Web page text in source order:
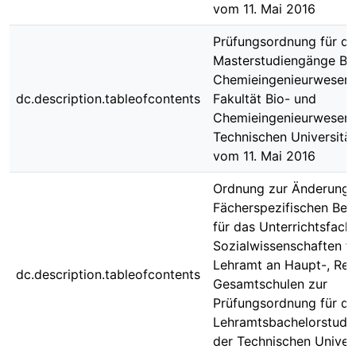
vom 11. Mai 2016
dc.description.tableofcontents
Prüfungsordnung für
Masterstudiengänge
Chemieingenieurwesen
Fakultät Bio- und
Chemieingenieurwesen
Technischen
vom 11. Mai 2016
dc.description.tableofcontents
Ordnung zur Änderung
Fächerspezifischen
für das Unterrichtsfach
Sozialwissenschaften
Lehramt an Haupt-,
Gesamtschulen zur
Prüfungsordnung für
der Technischen